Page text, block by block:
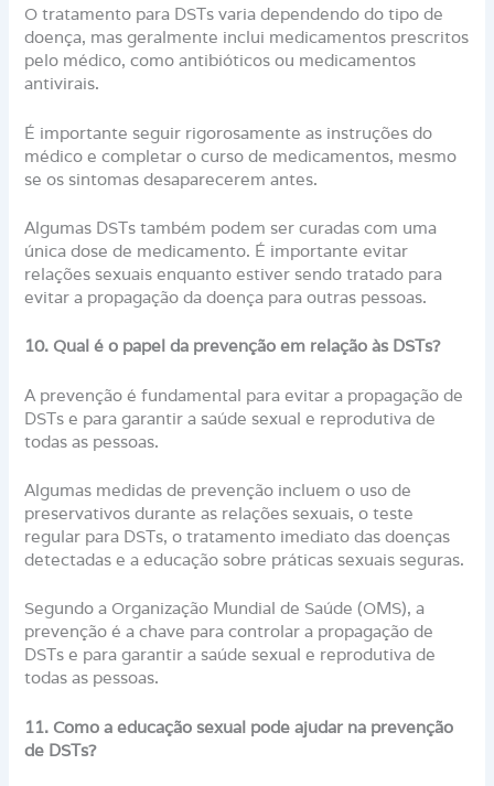
O tratamento para DSTs varia dependendo do tipo de
doença, mas geralmente inclui medicamentos prescritos
pelo médico, como antibióticos ou medicamentos
antivirais.
É importante seguir rigorosamente as instruções do
médico e completar o curso de medicamentos, mesmo
se os sintomas desaparecerem antes.
Algumas DSTs também podem ser curadas com uma
única dose de medicamento. É importante evitar
relações sexuais enquanto estiver sendo tratado para
evitar a propagação da doença para outras pessoas.
10. Qual é o papel da prevenção em relação às DSTs?
A prevenção é fundamental para evitar a propagação de
DSTs e para garantir a saúde sexual e reprodutiva de
todas as pessoas.
Algumas medidas de prevenção incluem o uso de
preservativos durante as relações sexuais, o teste
regular para DSTs, o tratamento imediato das doenças
detectadas e a educação sobre práticas sexuais seguras.
Segundo a Organização Mundial de Saúde (OMS), a
prevenção é a chave para controlar a propagação de
DSTs e para garantir a saúde sexual e reprodutiva de
todas as pessoas.
11. Como a educação sexual pode ajudar na prevenção
de DSTs?